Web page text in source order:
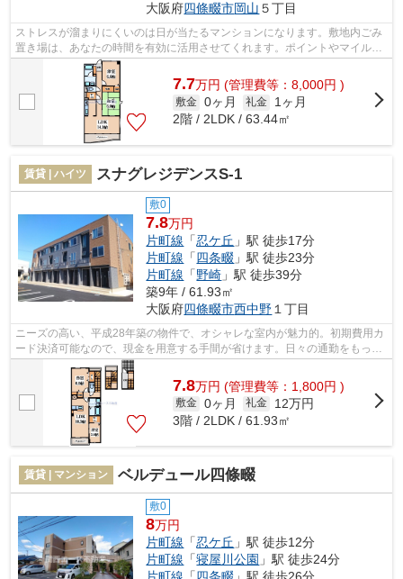
大阪府四條畷市岡山 ５丁目
ストレスが溜まりにくいのは日が当たるマンションになります。敷地内ごみ
置き場は、あなたの時間を有効に活用させてくれます。ポイントやマイルが
貯まる、嬉しい初期費用カード決済。...
7.7万円 (管理費等：8,000円 )
敷金 0ヶ月 礼金
1ヶ月
2階 / 2LDK / 63.44㎡
賃貸 | ハイツ スナグレジデンスS-1
敷0
7.8万円
片町線 「忍ケ丘 」駅 徒歩17分
片町線 「四条畷 」駅 徒歩23分
片町線 「野崎 」駅 徒歩39分
築9年 / 61.93㎡
大阪府四條畷市西中野１丁目
ニーズの高い、平成28年築の物件で、オシャレな室内が魅力的。初期費用カ
ード決済可能なので、現金を用意する手間が省けます。日々の通勤をもっと
快適なものにする、2駅利用可能な物件...
7.8万円 (管理費等：1,800円 )
敷金 0ヶ月 礼金
12万円
3階 / 2LDK / 61.93㎡
賃貸 | マンション ベルデュール四條畷
敷0
8万円
片町線 「忍ケ丘 」駅 徒歩12分
片町線 「寝屋川公園 」駅 徒歩24分